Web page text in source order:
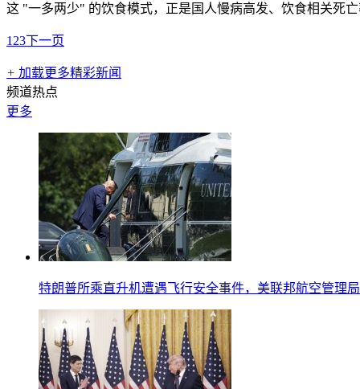
这 "一多两少" 的饮食模式，正是国人慢病高发、饮食相关死
1 23下一页
+ 加载更多精彩新闻
频道热点
更多
特朗普所乘直升机遭遇飞行安全事件，美联邦航空管理